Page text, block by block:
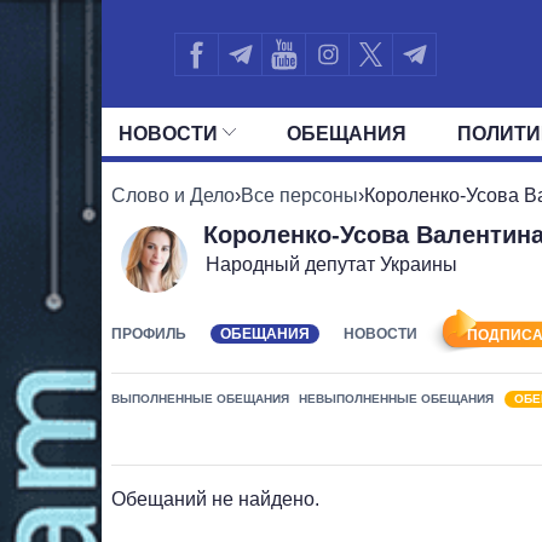
НОВОСТИ ОБЕЩАНИЯ
ВСЕ ПОЛИТИКИ ПРЕЗИДЕНТ И
Слово и Дело›Все персоны›Короленко-Усова
Короленко-Усова
Народный депутат Украины
ПРОФИЛЬ ОБЕЩАНИЯ НОВОСТИ
ВЫПОЛНЕННЫЕ ОБЕЩАНИЯ НЕВЫПОЛНЕННЫЕ ОБЕЩАНИЯ
Обещаний не найдено.